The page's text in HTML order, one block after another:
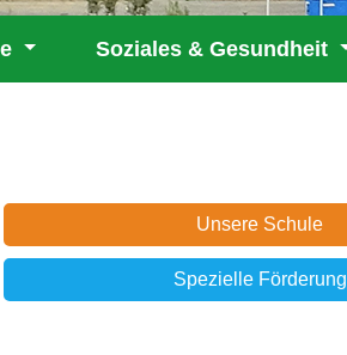
Soziales & Gesundheit
Unsere Schule
Spezielle Förderung